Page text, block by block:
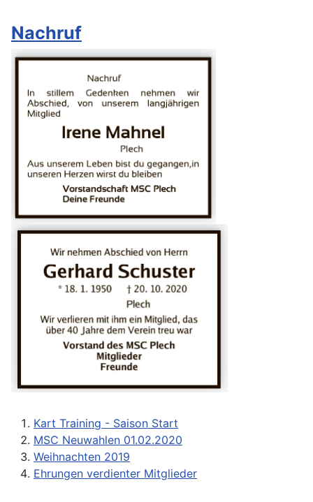
Nachruf
Kart Training - Saison Start
MSC Neuwahlen 01.02.2020
Weihnachten 2019
Ehrungen verdienter Mitglieder